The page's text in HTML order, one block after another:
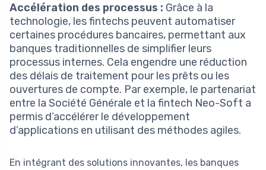
Accélération des processus : Grâce à la
technologie, les fintechs peuvent automatiser
certaines procédures bancaires, permettant aux
banques traditionnelles de simplifier leurs
processus internes. Cela engendre une réduction
des délais de traitement pour les prêts ou les
ouvertures de compte. Par exemple, le partenariat
entre la Société Générale et la fintech Neo-Soft a
permis d’accélérer le développement
d’applications en utilisant des méthodes agiles.
En intégrant des solutions innovantes, les banques